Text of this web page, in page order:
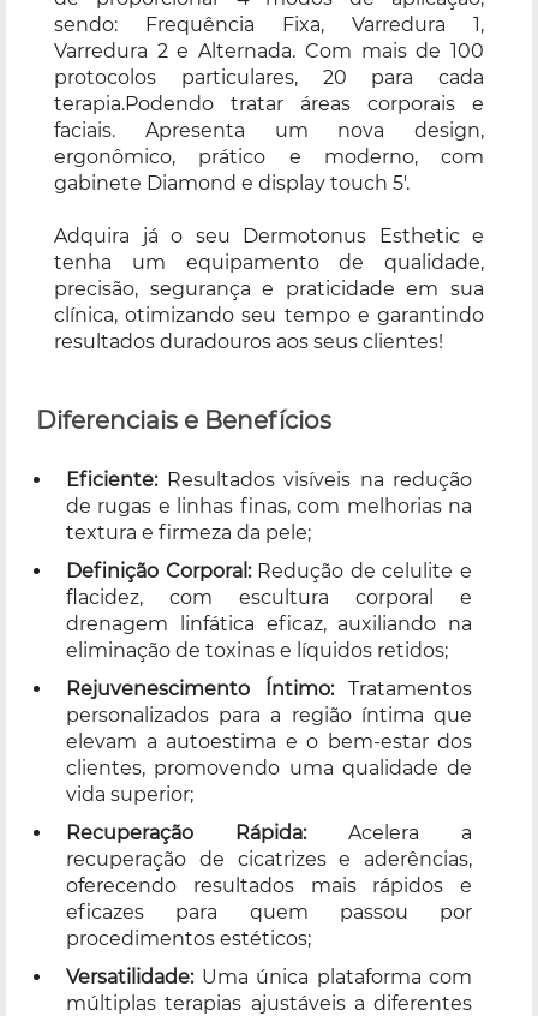
sendo: Frequência Fixa, Varredura 1,
Varredura 2 e Alternada. Com mais de 100
protocolos particulares, 20 para cada
terapia.Podendo tratar áreas corporais e
faciais. Apresenta um nova design,
ergonômico, prático e moderno, com
gabinete Diamond e display touch 5'.
Adquira já o seu Dermotonus Esthetic e
tenha um equipamento de qualidade,
precisão, segurança e praticidade em sua
clínica, otimizando seu tempo e garantindo
resultados duradouros aos seus clientes!
Diferenciais e Benefícios
Eficiente:Resultados visíveis na redução
de rugas e linhas finas, com melhorias na
textura e firmeza da pele;
Definição Corporal:Redução de celulite e
flacidez, com escultura corporal e
drenagem linfática eficaz, auxiliando na
eliminação de toxinas e líquidos retidos;
Rejuvenescimento Íntimo:Tratamentos
personalizados para a região íntima que
elevam a autoestima e o bem-estar dos
clientes, promovendo uma qualidade de
vida superior;
Recuperação Rápida:Acelera a
recuperação de cicatrizes e aderências,
oferecendo resultados mais rápidos e
eficazes para quem passou por
procedimentos estéticos;
Versatilidade:Uma única plataforma com
múltiplas terapias ajustáveis a diferentes